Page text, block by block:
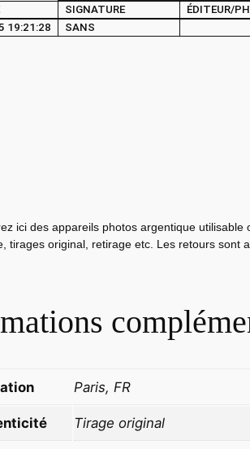
SIGNATURE ÉDITEUR/
19:21:28
SANS
ici des appareils photos argentique
tirages original, retirage etc. Les retours sont
Paris, FR
Tirage original